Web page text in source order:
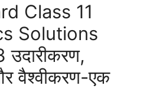
Class 11
Solutions
वैश्वीकरण-एक